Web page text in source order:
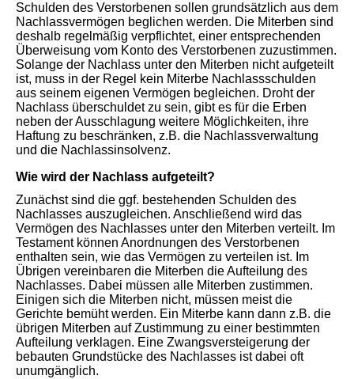
Schulden des Verstorbenen sollen grundsätzlich aus dem
Nachlassvermögen beglichen werden. Die Miterben sind
deshalb regelmäßig verpflichtet, einer entsprechenden
Überweisung vom Konto des Verstorbenen zuzustimmen.
Solange der Nachlass unter den Miterben nicht aufgeteilt
ist, muss in der Regel kein Miterbe Nachlassschulden
aus seinem eigenen Vermögen begleichen. Droht der
Nachlass überschuldet zu sein, gibt es für die Erben
neben der Ausschlagung weitere Möglichkeiten, ihre
Haftung zu beschränken, z.B. die Nachlassverwaltung
und die Nachlassinsolvenz.
Wie wird der Nachlass aufgeteilt?
Zunächst sind die ggf. bestehenden Schulden des
Nachlasses auszugleichen. Anschließend wird das
Vermögen des Nachlasses unter den Miterben verteilt. Im
Testament können Anordnungen des Verstorbenen
enthalten sein, wie das Vermögen zu verteilen ist. Im
Übrigen vereinbaren die Miterben die Aufteilung des
Nachlasses. Dabei müssen alle Miterben zustimmen.
Einigen sich die Miterben nicht, müssen meist die
Gerichte bemüht werden. Ein Miterbe kann dann z.B. die
übrigen Miterben auf Zustimmung zu einer bestimmten
Aufteilung verklagen. Eine Zwangsversteigerung der
bebauten Grundstücke des Nachlasses ist dabei oft
unumgänglich.